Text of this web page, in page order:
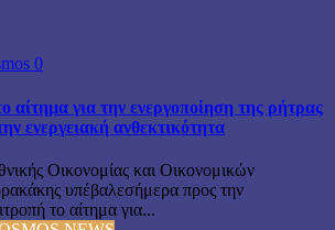
0
αίτημα για την ενεργοποίηση της ρήτρας
ενεργειακή ανθεκτικότητα
Οικονομίας και Οικονομικών
υπέβαλεσήμερα προς την
το αίτημα για...